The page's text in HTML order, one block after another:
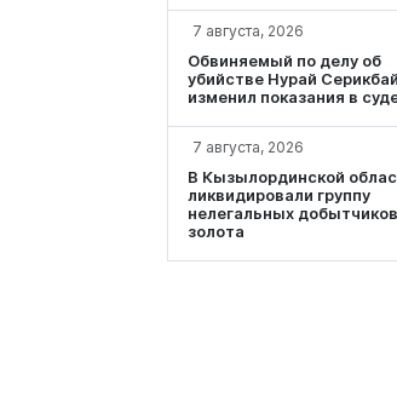
7 августа, 2026
Обвиняемый по делу об
убийстве Нурай Серикбай
изменил показания в
7 августа, 2026
В Кызылординской
ликвидировали группу
нелегальных добытчиков
золота